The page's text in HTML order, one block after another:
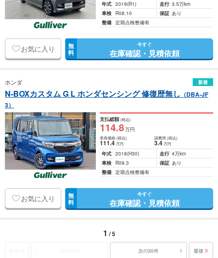
年式 2019(R1) 走行 3.5万km
車検
R08.10 保証 あり
整備 定期点検整備有
お気に入り 無
料
今すぐ
在庫確認・見積依頼
ホンダ 新着
N-BOXカスタム G L ホンダセンシング 修復歴無し （DBA-JF
3）
支払総額(税込)
114.8万円
車両価格(税込)
111.4万円
諸費用 (税込)
3.4 万円
年式 2018(H30) 走行 4万km
車検
R09.3 保証 あり
整備 定期点検整備有
お気に入り 無
料
今すぐ
在庫確認・見積依頼
1 / 5
次の30件 最後